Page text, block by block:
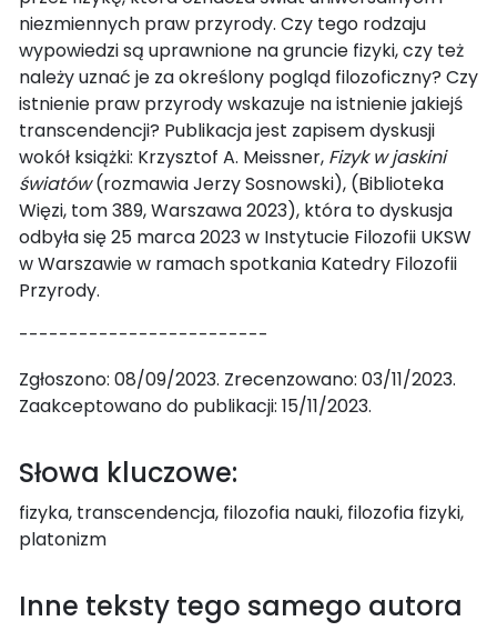
niezmiennych praw przyrody. Czy tego rodzaju
wypowiedzi są uprawnione na gruncie fizyki, czy też
należy uznać je za określony pogląd filozoficzny? Czy
istnienie praw przyrody wskazuje na istnienie jakiejś
transcendencji? Publikacja jest zapisem dyskusji
wokół książki: Krzysztof A. Meissner, Fizyk w jaskini
światów(rozmawia Jerzy Sosnowski), (Biblioteka
Więzi, tom 389, Warszawa 2023), która to dyskusja
odbyła się 25 marca 2023 w Instytucie Filozofii UKSW
w Warszawie w ramach spotkania Katedry Filozofii
Przyrody.
-------------------------
Zgłoszono: 08/09/2023. Zrecenzowano: 03/11/2023.
Zaakceptowano do publikacji: 15/11/2023.
Słowa kluczowe:
fizyka, transcendencja, filozofia nauki, filozofia fizyki,
platonizm
Inne teksty tego samego autora